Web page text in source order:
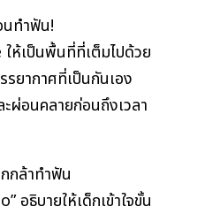
ทำฟัน!
ห้เป็นพื้นที่ที่เต็มไปด้วย
ยากาศที่เป็นกันเอง
ผ่อนคลายก่อนถึงเวลา
กล้าทำฟัน
อธิบายให้เด็กเข้าใจขั้น